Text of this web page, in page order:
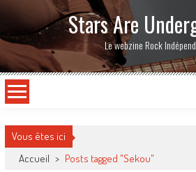
Stars Are
Le webzine Rock
Vous êtes ici
Accueil > Posts tagged "Sekou"